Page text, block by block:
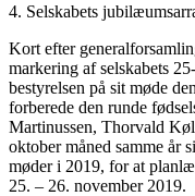
4. Selskabets
Kort efter
markering af selskabets
bestyrelsen på sit møde
forberede den runde
Martinussen, Thorvald
oktober måned samme år
møder i 2019, for at
25. – 26. november 2019.